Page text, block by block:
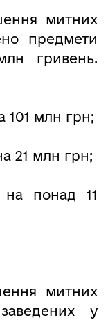
митних
предмети
гривень.
101 млн грн;
21 млн грн;
на понад 11
митних
у